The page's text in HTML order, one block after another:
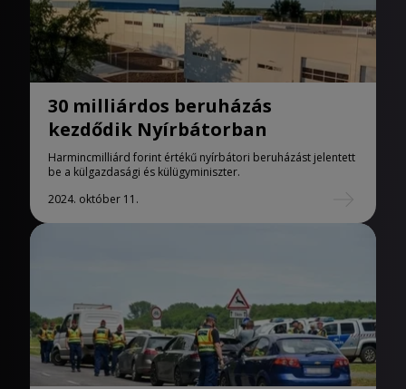
30 milliárdos beruházás
kezdődik Nyírbátorban
Harmincmilliárd forint értékű nyírbátori beruházást jelentett
be a külgazdasági és külügyminiszter.
2024. október 11.